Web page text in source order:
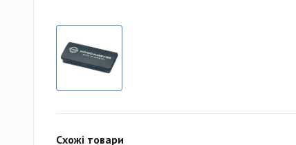
Схожі товари